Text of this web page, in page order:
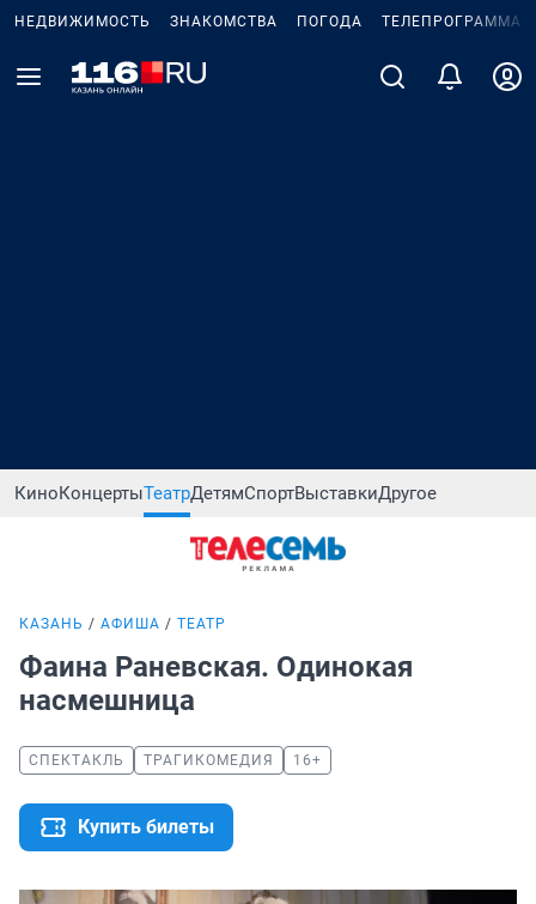
НЕДВИЖИМОСТЬ ЗНАКОМСТВА ПОГОДА ТЕЛЕПРОГРАММА
КиноКонцертыТеатрДетямСпортВыставкиДругое
КАЗАНЬ АФИША ТЕАТР
Фаина Раневская. Одинокая
насмешница
СПЕКТАКЛЬ ТРАГИКОМЕДИЯ 16+
Купить билеты